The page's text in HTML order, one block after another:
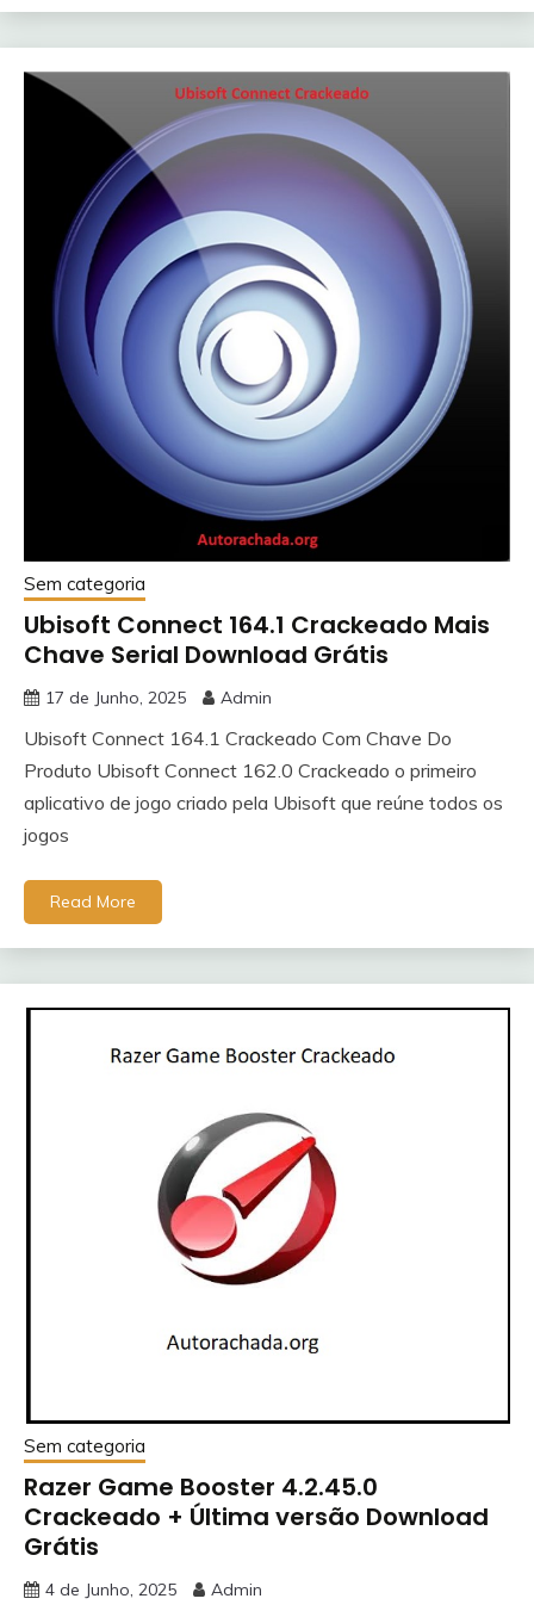
Sem categoria
Ubisoft Connect 164.1 Crackeado Mais
Chave Serial Download Grátis
17 de Junho, 2025 Admin
Ubisoft Connect 164.1 Crackeado Com Chave Do
Produto Ubisoft Connect 162.0 Crackeado o primeiro
aplicativo de jogo criado pela Ubisoft que reúne todos os
jogos
Read More
Sem categoria
Razer Game Booster 4.2.45.0
Crackeado + Última versão Download
Grátis
4 de Junho, 2025 Admin